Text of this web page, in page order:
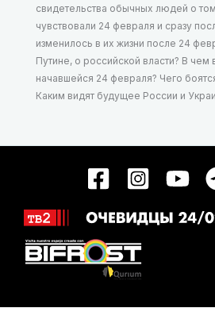
свидетельства обычных людей о
чувствовали 24 февраля и сразу
изменилось в их жизни после 24
Путине, о российской власти? В чем
начавшейся 24 февраля? Чего
Каким видят будущее России и